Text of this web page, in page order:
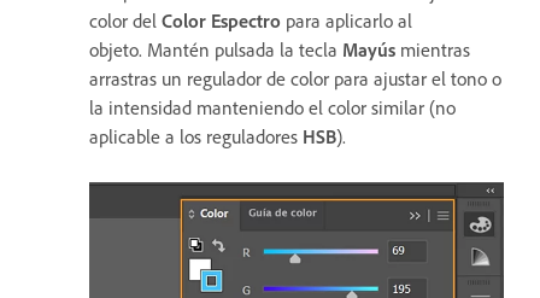
color del Color Espectro para aplicarlo al
objeto. Mantén pulsada la tecla Mayús mientras
arrastras un regulador de color para ajustar el tono o
la intensidad manteniendo el color similar (no
aplicable a los reguladores HSB).